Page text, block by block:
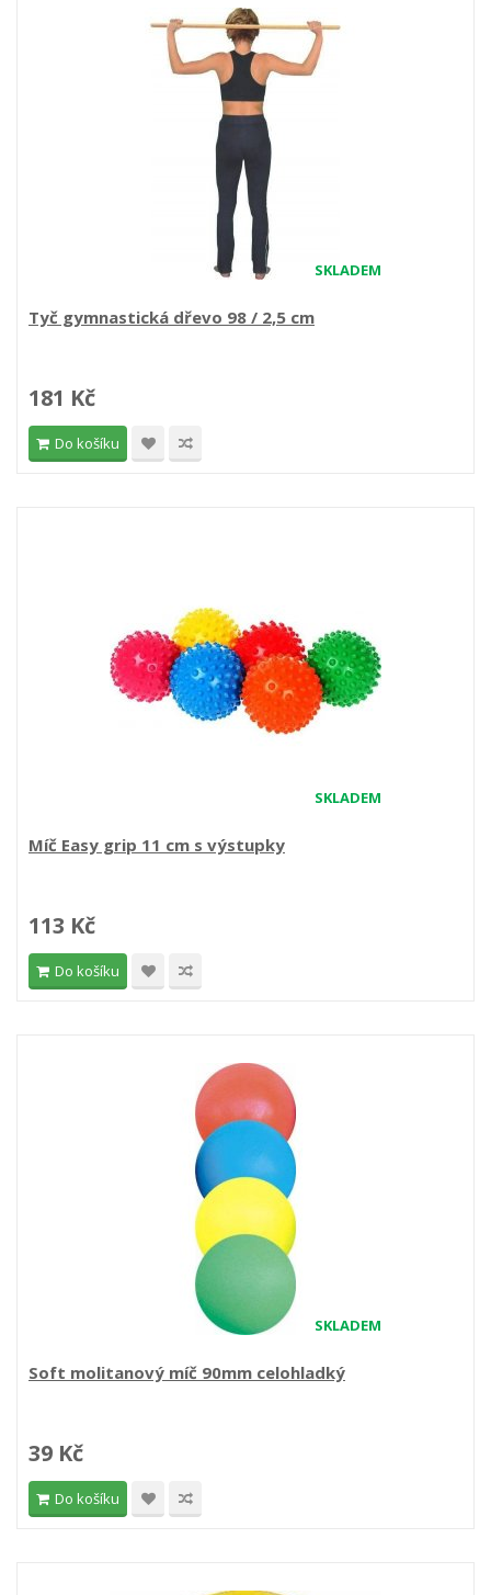
SKLADEM
Tyč gymnastická dřevo 98 / 2,5 cm
181 Kč
Do košíku
SKLADEM
Míč Easy grip 11 cm s výstupky
113 Kč
Do košíku
SKLADEM
Soft molitanový míč 90mm celohladký
39 Kč
Do košíku